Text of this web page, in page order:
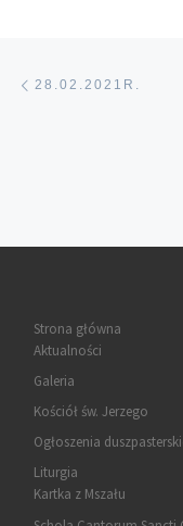
28.02.2021R.
Strona główna
Aktualności
Galeria
Kościół św. Jerzego
Ogłoszenia
Liturgia
Kartka z Mszału